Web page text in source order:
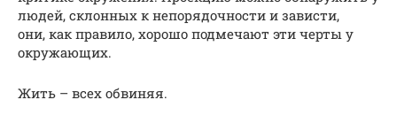
людей, склонных к непорядочности и зависти,
они, как правило, хорошо подмечают эти черты у
окружающих.
Жить – всех обвиняя.